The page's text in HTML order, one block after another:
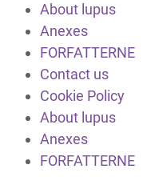
About lupus
Anexes
FORFATTERNE
Contact us
Cookie Policy
About lupus
Anexes
FORFATTERNE